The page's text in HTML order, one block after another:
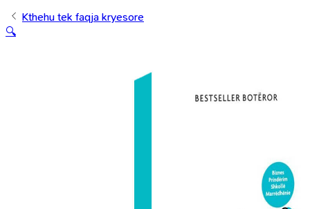
Kthehu tek faqja kryesore
🔍